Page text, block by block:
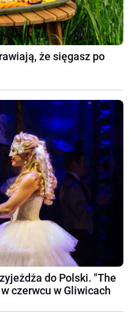
że sięgasz po
do Polski. "The
czerwcu w Gliwicach